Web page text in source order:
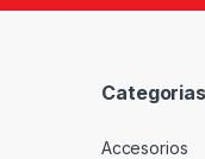
Categorias
Accesorios